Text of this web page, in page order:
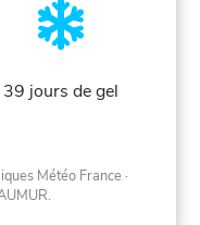
39 jours de gel
Météo France ·